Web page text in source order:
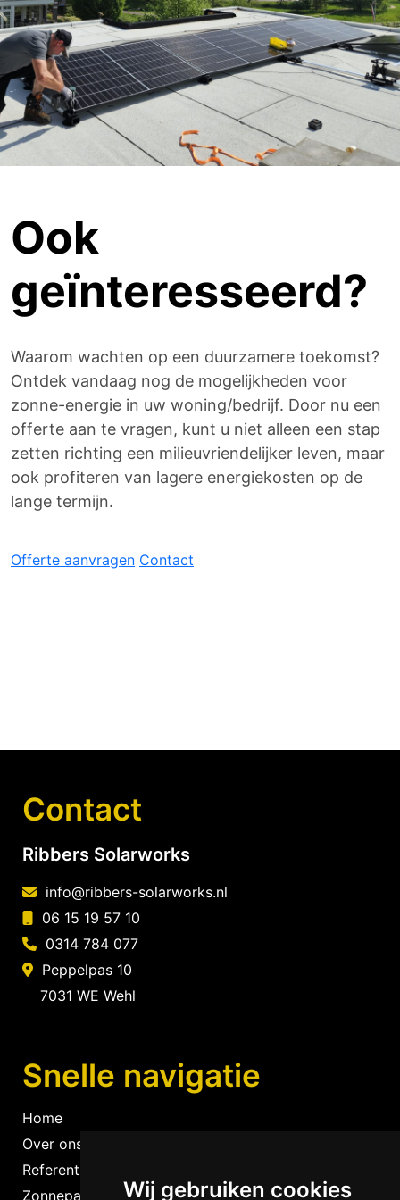
Wij gebruiken cookies
Ook
geïnteresseerd?
Waarom wachten op een duurzamere toekomst?
Ontdek vandaag nog de mogelijkheden voor
zonne-energie in uw woning/bedrijf. Door nu een
offerte aan te vragen, kunt u niet alleen een stap
zetten richting een milieuvriendelijker leven, maar
ook profiteren van lagere energiekosten op de
lange termijn.
Offerte aanvragen Contact
Contact
Ribbers Solarworks
info@ribbers-solarworks.nl
06 15 19 57 10
0314 784 077
Peppelpas 10
7031 WE Wehl
Snelle navigatie
Home
Over ons
Referenties
Zonnepanelen